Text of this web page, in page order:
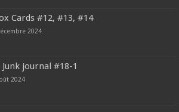
Cards #12, #13, #14
2024
Junk journal #18-1
2024